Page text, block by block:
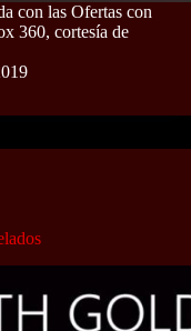
con las Ofertas con
360, cortesía de